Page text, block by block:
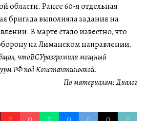
области. Ранее 60-я отдельная
бригада выполняла задания на
В марте стало известно, что
на Лиманском направлении.
чтоВСУразгромили мощный
РФ под Константиновкой.
По материалам:Диалог